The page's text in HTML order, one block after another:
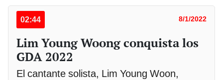
02:44 8/1/2022
Lim Young Woong conquista los
GDA 2022
El cantante solista, Lim Young Woon,